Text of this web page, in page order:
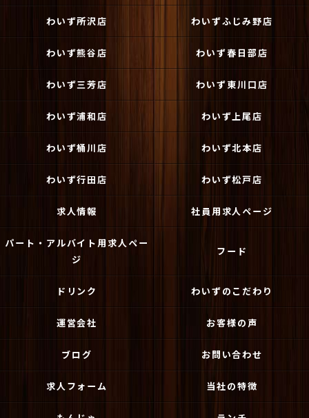
わいず所沢店 わいずふじみ野店
わいず熊谷店 わいず春日部店
わいず三芳店 わいず東川口店
わいず浦和店 わいず上尾店
わいず桶川店 わいず北本店
わいず行田店 わいず松戸店
求人情報 社員用求人ページ
パート・アルバイト用求人ペー
ジ
フード
ドリンク わいずのこだわり
運営会社 お客様の声
ブログ お問い合わせ
求人フォーム 当社の特徴